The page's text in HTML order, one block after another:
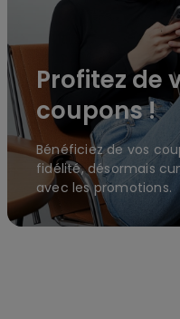
Profitez de
coupons !
Bénéficiez de vos
fidélité, désormais
avec les promotions.